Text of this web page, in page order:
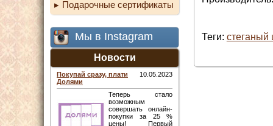
Подарочные сертификаты
Мы в Instagram
Новости
Покупай сразу, плати
Долями
10.05.2023
Теперь стало
возможным
совершать онлайн-
покупки за 25 %
цены! Первый
Теги: стеганый